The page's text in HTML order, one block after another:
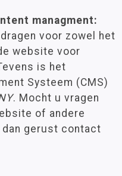
managment:
voor zowel het
website voor
is het
Systeem (CMS)
. Mocht u vragen
of andere
gerust contact